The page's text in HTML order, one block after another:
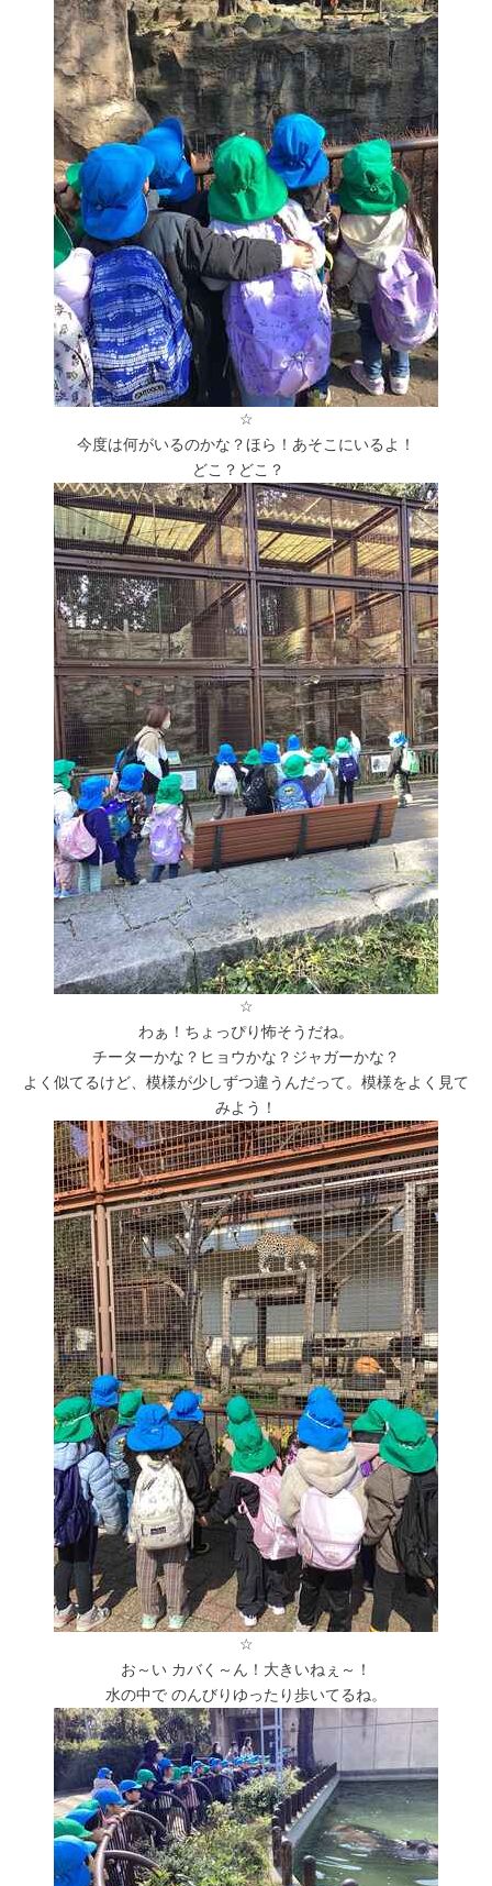
☆
今度は何がいるのかな？ほら！あそこにいるよ！
どこ？どこ？
☆
わぁ！ちょっぴり怖そうだね。
チーターかな？ヒョウかな？ジャガーかな？
よく似てるけど、模様が少しずつ違うんだって。模様をよく見て
みよう！
☆
お～い カバく～ん！大きいねぇ～！
水の中で のんびりゆったり歩いてるね。